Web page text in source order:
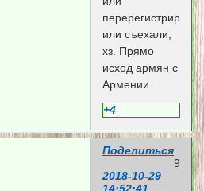
или съехали,
хз. Прямо
исход армян с
Армении...
+4
Поделиться
9
2018-10-29